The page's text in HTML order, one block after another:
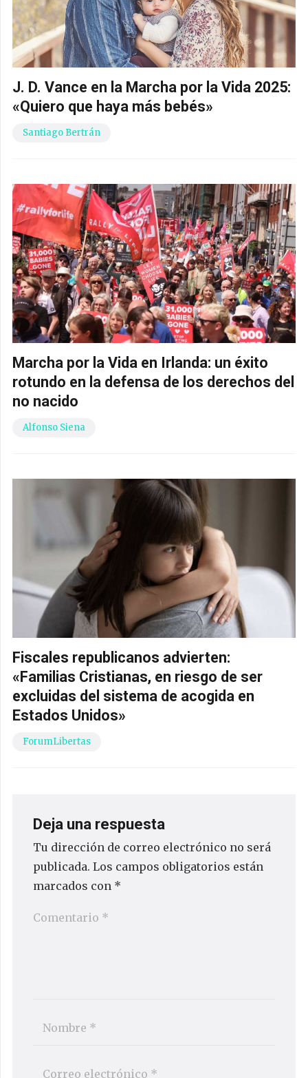
J. D. Vance en la Marcha por la Vida 2025:
«Quiero que haya más bebés»
Santiago Bertrán
Marcha por la Vida en Irlanda: un éxito
rotundo en la defensa de los derechos del
no nacido
Alfonso Siena
Fiscales republicanos advierten:
«Familias Cristianas, en riesgo de ser
excluidas del sistema de acogida en
Estados Unidos»
ForumLibertas
Deja una respuesta
Tu dirección de correo electrónico no será
publicada. Los campos obligatorios están
marcados con *